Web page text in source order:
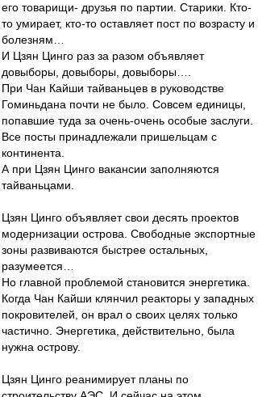
его товарищи- друзья по партии. Старики. Кто-
то умирает, кто-то оставляет пост по возрасту и
болезням…
И Цзян Цинго раз за разом объявляет
довыборы, довыборы, довыборы….
При Чан Кайши тайваньцев в руководстве
Гоминьдана почти не было. Совсем единицы,
попавшие туда за очень-очень особые заслуги.
Все посты принадлежали пришельцам с
континента.
А при Цзян Цинго вакансии заполняются
тайваньцами.
Цзян Цинго объявляет свои десять проектов
модернизации острова. Свободные экспортные
зоны развиваются быстрее остальных,
разумеется…
Но главной проблемой становится энергетика.
Когда Чан Кайши клянчил реакторы у западных
покровителей, он врал о своих целях только
частично. Энергетика, действительно, была
нужна острову.
Цзян Цинго реанимирует планы по